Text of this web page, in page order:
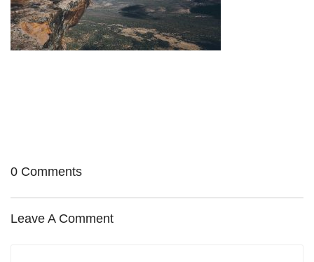
QUREO中級クラス
電子工作部
0 Comments
Leave A Comment